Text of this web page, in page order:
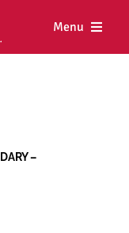
Menu
–